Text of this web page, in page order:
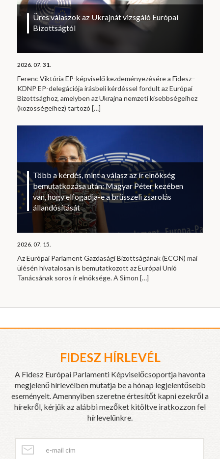
Üres válaszok az Ukrajnát vizsgáló Európai
Bizottságtól
2026. 07. 31.
Ferenc Viktória EP-képviselő kezdeményezésére a Fidesz–
KDNP EP-delegációja írásbeli kérdéssel fordult az Európai
Bizottsághoz, amelyben az Ukrajna nemzeti kisebbségeihez
(közösségeihez) tartozó […]
Több a kérdés, mint a válasz az ír elnökség
bemutatkozása után: Magyar Péter kezében
van, hogy elfogadja-e a brüsszeli zsarolás
állandósítását
2026. 07. 15.
Az Európai Parlament Gazdasági Bizottságának (ECON) mai
ülésén hivatalosan is bemutatkozott az Európai Unió
Tanácsának soros ír elnöksége. A Simon […]
FIDESZ HÍRLEVÉL
A Fidesz Európai Parlamenti Képviselőcsoportja havonta
megjelenő hírlevélben mutatja be a hónap legjelentősebb
eseményeit. Amennyiben szeretne értesítőt kapni ezekről a
hírekről, kérjük az alábbi mezőket kitöltve iratkozzon fel
hírlevelünkre.